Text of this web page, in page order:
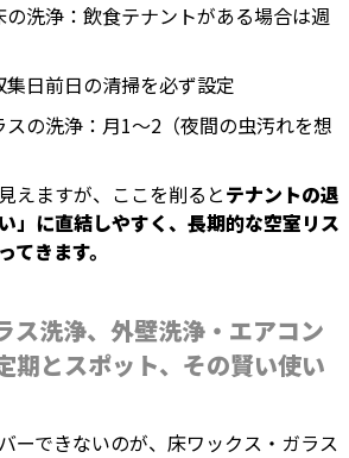
洗浄：飲食テナントがある場合は週
集日前日の清掃を必ず設定
の洗浄：月1〜2（夜間の虫汚れを想
えますが、ここを削るとテナントの退
」に直結しやすく、長期的な空室リス
きます。
ス洗浄、外壁洗浄・エアコン
期とスポット、その賢い使い
ーできないのが、床ワックス・ガラス